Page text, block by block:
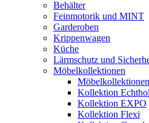
Behälter
Feinmotorik und MINT
Garderoben
Krippenwagen
Küche
Lärmschutz und
Möbelkollektionen
Kollektion
Kollektion EXPO
Kollektion Flexi